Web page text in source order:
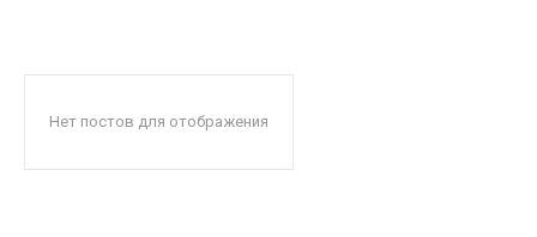
Нет постов для отображения